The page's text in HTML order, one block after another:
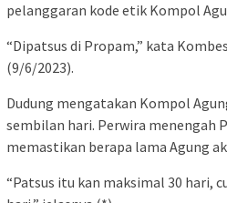
pelanggaran kode etik Kompol
“Dipatsus di Propam,” kata
(9/6/2023).
Dudung mengatakan Kompol
sembilan hari. Perwira menengah
memastikan berapa lama Agung
“Patsus itu kan maksimal 30 hari,